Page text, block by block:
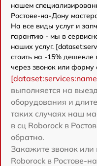
нашем
Ростове-на-Дону
На все виды услуг и
гарантию - мы в
наших услуг.
стоить на -15%
через звонок или форму
выполняется на
оборудования и
таких случаях наш
в сц Roborock в
обратно.
Закажите звонок или
Roborock в Ростове-